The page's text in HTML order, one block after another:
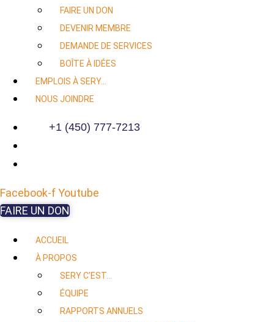
FAIRE UN DON
DEVENIR MEMBRE
DEMANDE DE SERVICES
BOÎTE À IDÉES
EMPLOIS À SERY…
NOUS JOINDRE
+1 (450) 777-7213
Facebook-fYoutube
FAIRE UN DON
ACCUEIL
À PROPOS
SERY C’EST…
ÉQUIPE
RAPPORTS ANNUELS